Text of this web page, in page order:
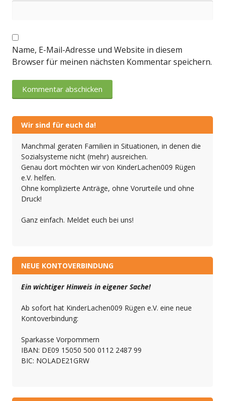
Name, E-Mail-Adresse und Website in diesem
Browser für meinen nächsten Kommentar speichern.
Wir sind für euch da!
Manchmal geraten Familien in Situationen, in denen die
Sozialsysteme nicht (mehr) ausreichen.
Genau dort möchten wir von KinderLachen009 Rügen
e.V. helfen.
Ohne komplizierte Anträge, ohne Vorurteile und ohne
Druck!
Ganz einfach. Meldet euch bei uns!
NEUE KONTOVERBINDUNG
Ein wichtiger Hinweis in eigener Sache!
Ab sofort hat KinderLachen009 Rügen e.V. eine neue
Kontoverbindung:
Sparkasse Vorpommern
IBAN: DE09 15050 500 0112 2487 99
BIC: NOLADE21GRW